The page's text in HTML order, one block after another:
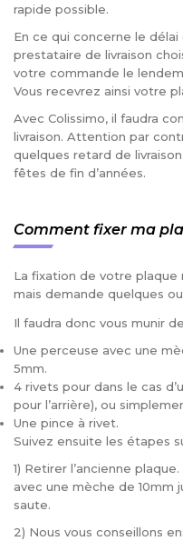
rapide possible.
En ce qui concerne le
prestataire de livraison
votre commande le
Vous recevrez ainsi votre
Avec Colissimo, il faudra
livraison. Attention par
quelques retard de
fêtes de fin d’années.
Comment fixer ma
La fixation de votre plaque
mais demande quelques
Il faudra donc vous munir
Une perceuse avec une
5mm.
4 rivets pour dans le cas
pour l’arrière), ou
Une pince à rivet.
Suivez ensuite les étapes
1) Retirer l’ancienne
avec une mèche de 10mm
saute.
2) Nous vous conseillons